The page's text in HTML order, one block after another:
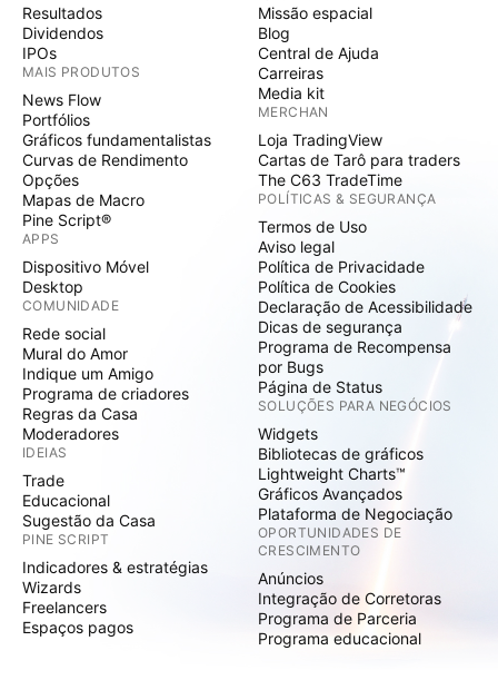
Resultados
Dividendos
IPOs
MAIS PRODUTOS
News Flow
Portfólios
Gráficos fundamentalistas
Curvas de Rendimento
Opções
Mapas de Macro
Pine Script®
APPS
Dispositivo Móvel
Desktop
COMUNIDADE
Rede social
Mural do Amor
Indique um Amigo
Programa de criadores
Regras da Casa
Moderadores
IDEIAS
Trade
Educacional
Sugestão da Casa
PINE SCRIPT
Indicadores & estratégias
Wizards
Freelancers
Espaços pagos
Missão espacial
Blog
Central de Ajuda
Carreiras
Media kit
MERCHAN
Loja TradingView
Cartas de Tarô para traders
The C63 TradeTime
POLÍTICAS & SEGURANÇA
Termos de Uso
Aviso legal
Política de Privacidade
Política de Cookies
Declaração de Acessibilidade
Dicas de segurança
Programa de Recompensa
por Bugs
Página de Status
SOLUÇÕES PARA NEGÓCIOS
Widgets
Bibliotecas de gráficos
Lightweight Charts™
Gráficos Avançados
Plataforma de Negociação
OPORTUNIDADES DE
CRESCIMENTO
Anúncios
Integração de Corretoras
Programa de Parceria
Programa educacional